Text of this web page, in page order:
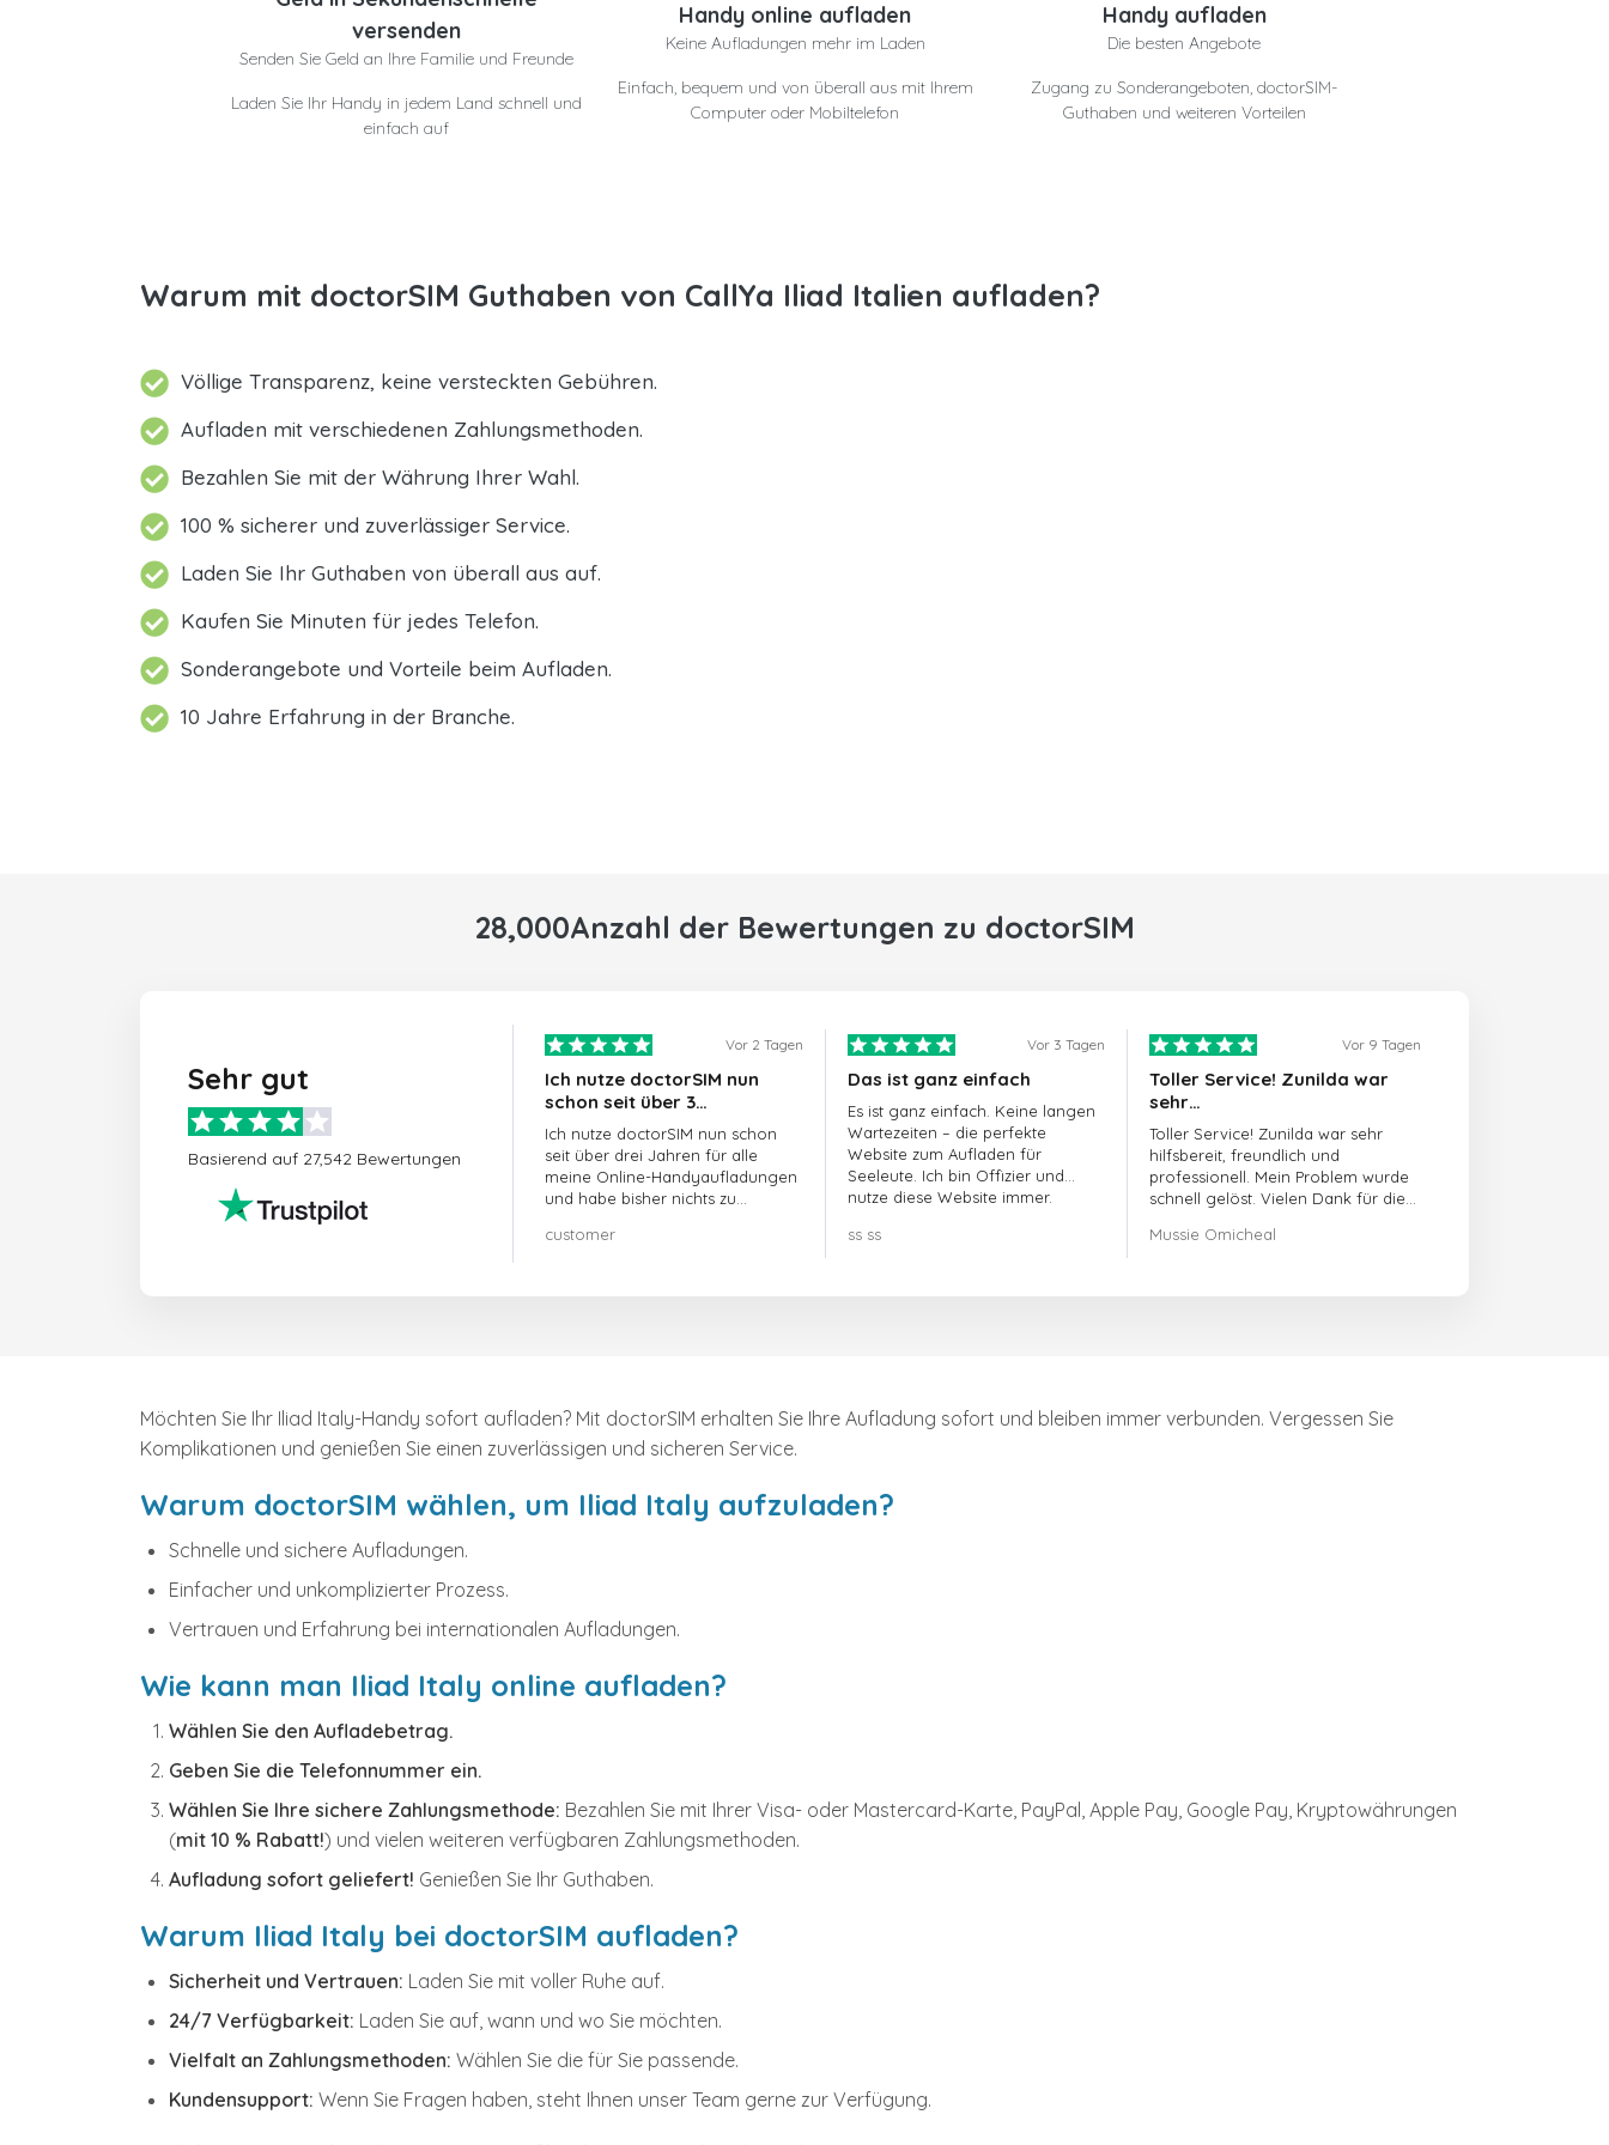
versenden
Senden Sie Geld an Ihre Familie und Freunde
Laden Sie Ihr Handy in jedem Land schnell und
einfach auf
Handy online aufladen
Keine Aufladungen mehr im Laden
Einfach, bequem und von überall aus mit Ihrem
Computer oder Mobiltelefon
Handy aufladen
Die besten Angebote
Zugang zu Sonderangeboten, doctorSIM-
Guthaben und weiteren Vorteilen
Warum mit doctorSIM Guthaben von CallYa Iliad Italien aufladen?
Völlige Transparenz, keine versteckten Gebühren.
Aufladen mit verschiedenen Zahlungsmethoden.
Bezahlen Sie mit der Währung Ihrer Wahl.
100 % sicherer und zuverlässiger Service.
Laden Sie Ihr Guthaben von überall aus auf.
Kaufen Sie Minuten für jedes Telefon.
Sonderangebote und Vorteile beim Aufladen.
10 Jahre Erfahrung in der Branche.
28,000Anzahl der Bewertungen zu doctorSIM
Sehr gut
Basierend auf 27,542 Bewertungen
Vor 2 Tagen
Ich nutze doctorSIM nun
schon seit über 3…
Ich nutze doctorSIM nun schon
seit über drei Jahren für alle
meine Online-Handyaufladungen
und habe bisher nichts zu
empfehlen!!!
customer
Vor 3 Tagen
Das ist ganz einfach
Es ist ganz einfach. Keine langen
Wartezeiten – die perfekte
Website zum Aufladen für
Seeleute. Ich bin Offizier und
nutze diese Website immer.
ss ss
Vor 9 Tagen
Toller Service! Zunilda war
sehr…
Toller Service! Zunilda war sehr
hilfsbereit, freundlich und
professionell. Mein Problem wurde
schnell gelöst. Vielen Dank für die
Mussie Omicheal
Möchten Sie Ihr Iliad Italy-Handy sofort aufladen? Mit doctorSIM erhalten Sie Ihre Aufladung sofort und bleiben immer verbunden. Vergessen Sie
Komplikationen und genießen Sie einen zuverlässigen und sicheren Service.
Warum doctorSIM wählen, um Iliad Italy aufzuladen?
Schnelle und sichere Aufladungen.
Einfacher und unkomplizierter Prozess.
Vertrauen und Erfahrung bei internationalen Aufladungen.
Wie kann man Iliad Italy online aufladen?
Wählen Sie den Aufladebetrag.
Geben Sie die Telefonnummer ein.
Wählen Sie Ihre sichere Zahlungsmethode: Bezahlen Sie mit Ihrer Visa- oder Mastercard-Karte, PayPal, Apple Pay, Google Pay, Kryptowährungen
(mit 10 % Rabatt!) und vielen weiteren verfügbaren Zahlungsmethoden.
Aufladung sofort geliefert! Genießen Sie Ihr Guthaben.
Warum Iliad Italy bei doctorSIM aufladen?
Sicherheit und Vertrauen: Laden Sie mit voller Ruhe auf.
24/7 Verfügbarkeit: Laden Sie auf, wann und wo Sie möchten.
Vielfalt an Zahlungsmethoden: Wählen Sie die für Sie passende.
Kundensupport: Wenn Sie Fragen haben, steht Ihnen unser Team gerne zur Verfügung.